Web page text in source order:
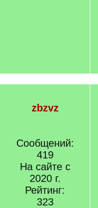
zbzvz
Сообщений:
419
На сайте с
2020 г.
Рейтинг:
323